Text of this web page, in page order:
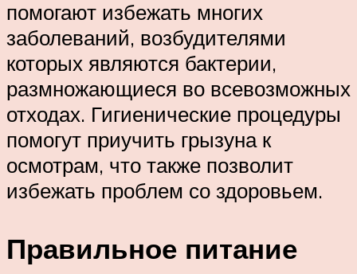
помогают избежать многих
заболеваний, возбудителями
которых являются бактерии,
размножающиеся во всевозможных
отходах. Гигиенические процедуры
помогут приучить грызуна к
осмотрам, что также позволит
избежать проблем со здоровьем.
Правильное питание